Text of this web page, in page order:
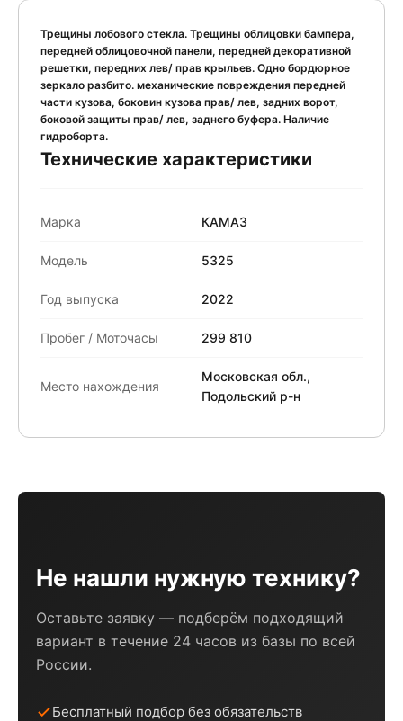
Трещины лобового стекла. Трещины облицовки бампера,
передней облицовочной панели, передней декоративной
решетки, передних лев/ прав крыльев. Одно бордюрное
зеркало разбито. механические повреждения передней
части кузова, боковин кузова прав/ лев, задних ворот,
боковой защиты прав/ лев, заднего буфера. Наличие
гидроборта.
Технические характеристики
Марка КАМАЗ
Модель 5325
Год выпуска 2022
Пробег / Моточасы 299 810
Место нахождения
Московская обл.,
Подольский р-н
Не нашли нужную технику?
Оставьте заявку — подберём подходящий
вариант в течение 24 часов из базы по всей
России.
Бесплатный подбор без обязательств